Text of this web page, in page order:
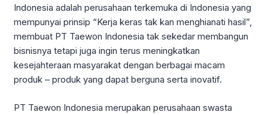
Indonesia adalah perusahaan terkemuka di Indonesia yang
mempunyai prinsip “Kerja keras tak kan menghianati hasil”,
membuat PT Taewon Indonesia tak sekedar membangun
bisnisnya tetapi juga ingin terus meningkatkan
kesejahteraan masyarakat dengan berbagai macam
produk – produk yang dapat berguna serta inovatif.
PT Taewon Indonesia merupakan perusahaan swasta